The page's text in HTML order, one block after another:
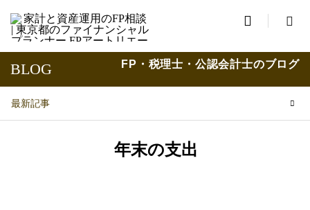

BLOG FP・税理士・公認会計士のブログ
最新記事
年末の支出